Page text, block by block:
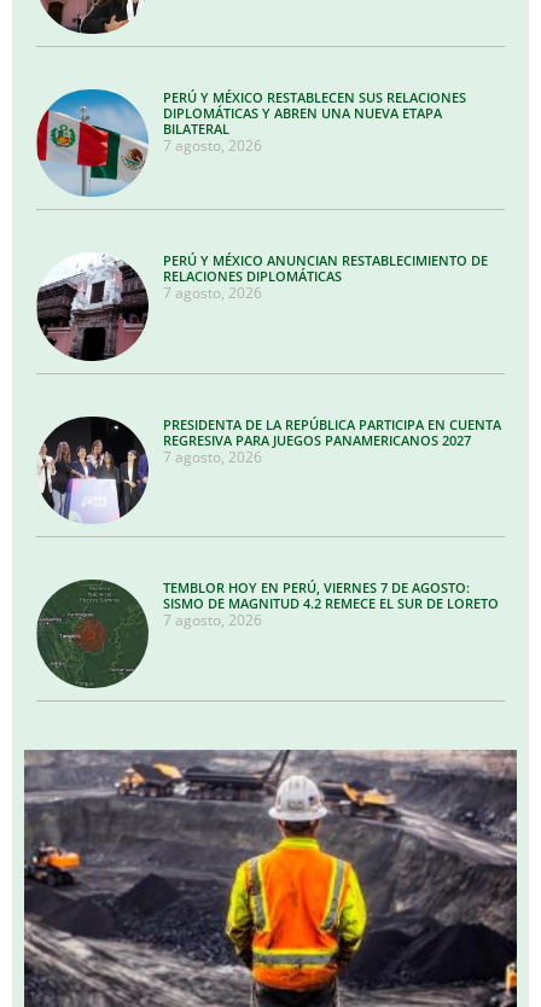
PERÚ Y MÉXICO RESTABLECEN SUS RELACIONES
DIPLOMÁTICAS Y ABREN UNA NUEVA ETAPA
BILATERAL
7 agosto, 2026
PERÚ Y MÉXICO ANUNCIAN RESTABLECIMIENTO DE
RELACIONES DIPLOMÁTICAS
7 agosto, 2026
PRESIDENTA DE LA REPÚBLICA PARTICIPA EN CUENTA
REGRESIVA PARA JUEGOS PANAMERICANOS 2027
7 agosto, 2026
TEMBLOR HOY EN PERÚ, VIERNES 7 DE AGOSTO:
SISMO DE MAGNITUD 4.2 REMECE EL SUR DE LORETO
7 agosto, 2026